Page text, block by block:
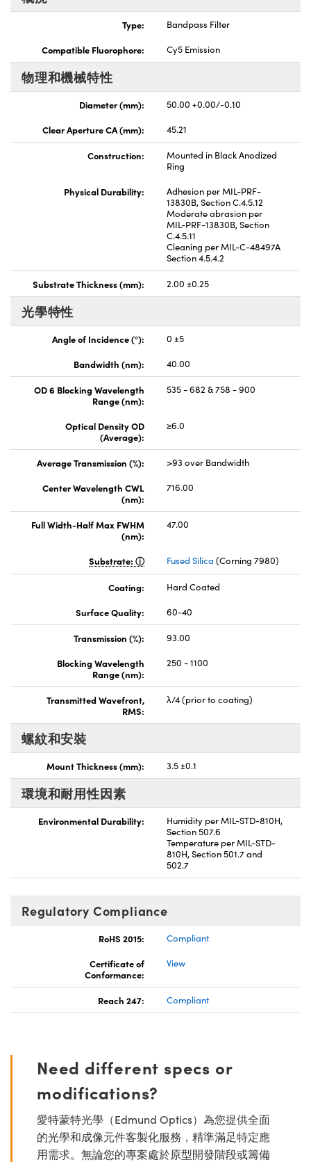
Type:
Bandpass Filter
Compatible Fluorophore:
Cy5 Emission
物理和機械特性
Diameter (mm):
50.00 +0.00/-0.10
Clear Aperture CA (mm):
45.21
Construction:
Mounted in Black Anodized
Ring
Physical Durability:
Adhesion per MIL-PRF-
13830B, Section C.4.5.12
Moderate abrasion per
MIL-PRF-13830B, Section
C.4.5.11
Cleaning per MIL-C-48497A
Section 4.5.4.2
Substrate Thickness (mm): 2.00 ±0.25
光學特性
Angle of Incidence (°):
0 ±5
Bandwidth (nm):
40.00
OD 6 Blocking Wavelength
Range (nm):
535 - 682 & 758 - 900
Optical Density OD
(Average):
≥6.0
Average Transmission (%):
>93 over Bandwidth
Center Wavelength CWL
(nm):
716.00
Full Width-Half Max FWHM
(nm):
47.00
Substrate: Fused Silica (Corning 7980)
Coating:
Hard Coated
Surface Quality:
60-40
Transmission (%):
93.00
Blocking Wavelength
Range (nm):
250 - 1100
Transmitted Wavefront,
RMS:
λ/4 (prior to coating)
螺紋和安裝
Mount Thickness (mm): 3.5 ±0.1
環境和耐用性因素
Environmental Durability:
Humidity per MIL-STD-810H,
Section 507.6
Temperature per MIL-STD-
810H, Section 501.7 and
502.7
Regulatory Compliance
RoHS 2015:
Compliant
Certificate of
Conformance:
View
Reach 247: Compliant
Need different specs or
modifications?
愛特蒙特光學（Edmund Optics）為您提供全面
的光學和成像元件客製化服務，精準滿足特定應
用需求。無論您的專案處於原型開發階段或籌備